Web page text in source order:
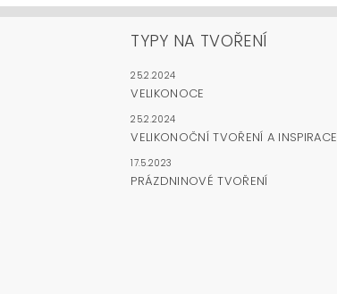
TYPY NA TVOŘENÍ
25.2.2024
VELIKONOCE
25.2.2024
VELIKONOČNÍ TVOŘENÍ A INSPIRACE
17.5.2023
PRÁZDNINOVÉ TVOŘENÍ